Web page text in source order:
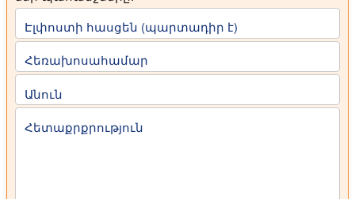
Էլփոստի հասցեն (պարտադիր է)
Հեռախոսահամար
Անուն
Հետաքրքրություն